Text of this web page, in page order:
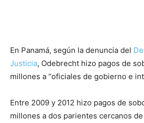
En Panamá, según la denuncia del
Justicia, Odebrecht hizo pagos de
millones a “oficiales de gobierno e
Entre 2009 y 2012 hizo pagos de
millones a dos parientes cercanos